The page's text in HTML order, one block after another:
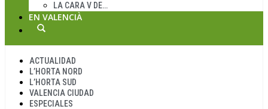
LA CARA V DE…
EN VALENCIÀ
ACTUALIDAD
L’HORTA NORD
L’HORTA SUD
VALENCIA CIUDAD
ESPECIALES